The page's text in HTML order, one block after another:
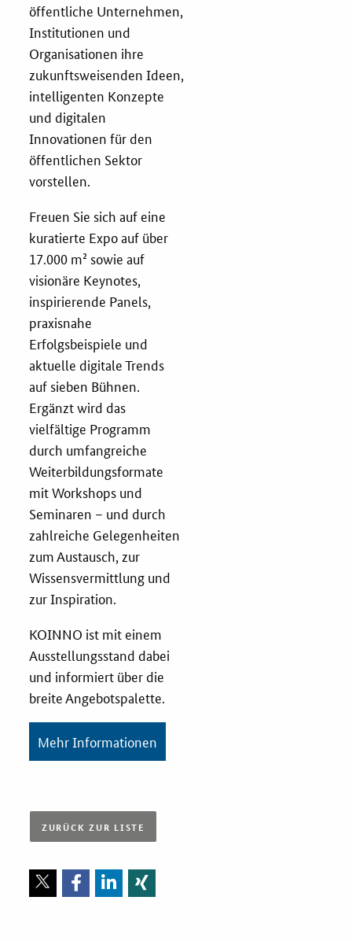
LZK-Rechner
Preis-Leistungs-Gewichtungs-Check
Toolbox
Vergabe-Wahl-O-Mat
Zertifizierung
Startups & innovative KMU
Services
Öffentliche Beschaffung
Toolbox
E-Learning
KOINNOvationsplatz
Praxisbeispiele
Marketing-Guide
Playbook
Innovationspreis
EU-Förderung
Service und Kontakt
öffentliche Unternehmen,
Institutionen und
Organisationen ihre
zukunftsweisenden Ideen,
intelligenten Konzepte
und digitalen
Innovationen für den
öffentlichen Sektor
vorstellen.
Freuen Sie sich auf eine
kuratierte Expo auf über
17.000 m² sowie auf
visionäre Keynotes,
inspirierende Panels,
praxisnahe
Erfolgsbeispiele und
aktuelle digitale Trends
auf sieben Bühnen.
Ergänzt wird das
vielfältige Programm
durch umfangreiche
Weiterbildungsformate
mit Workshops und
Seminaren – und durch
zahlreiche Gelegenheiten
zum Austausch, zur
Wissensvermittlung und
zur Inspiration.
KOINNO ist mit einem
Ausstellungsstand dabei
und informiert über die
breite Angebotspalette.
Mehr Informationen
ZURÜCK ZUR LISTE